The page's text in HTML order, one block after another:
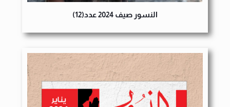
النسور صيف 2024 عدد(12)